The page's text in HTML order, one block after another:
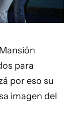
para
por eso su
imagen del